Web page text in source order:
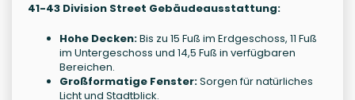
41-43 Division Street Gebäudeausstattung:
Hohe Decken:Bis zu 15 Fuß im Erdgeschoss, 11 Fuß
im Untergeschoss und 14,5 Fuß in verfügbaren
Bereichen.
Großformatige Fenster:Sorgen für natürliches
Licht und Stadtblick.